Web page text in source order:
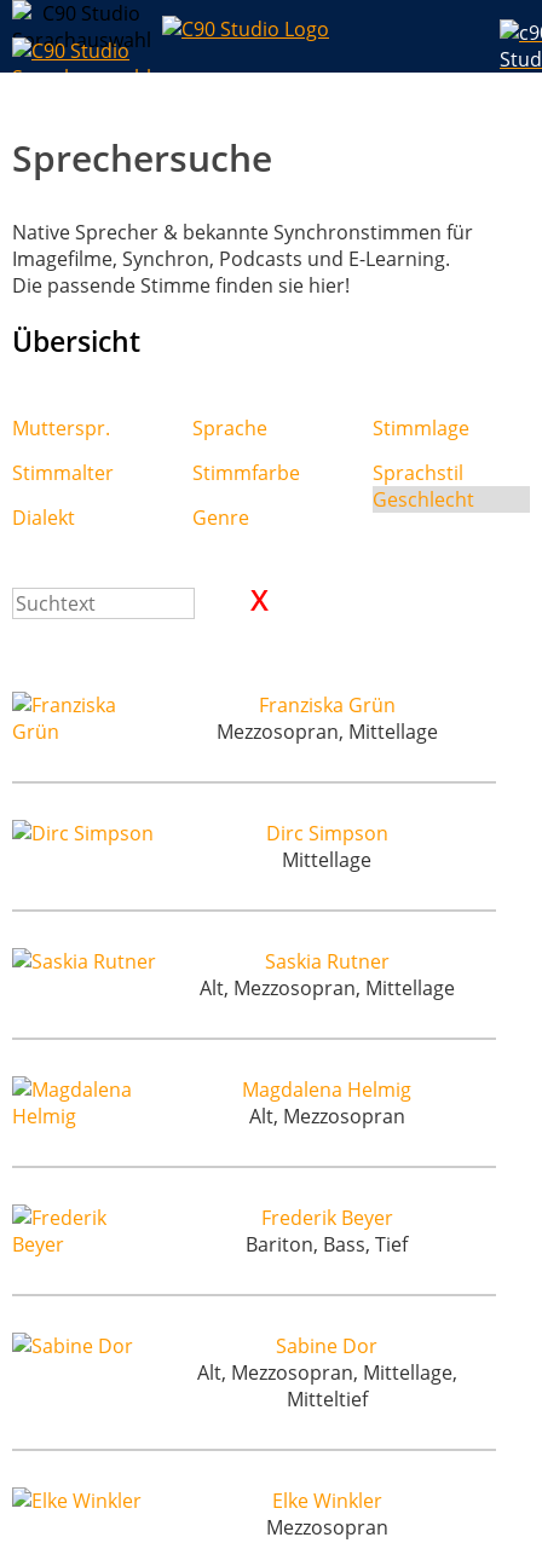
Sprechersuche
Native Sprecher & bekannte Synchronstimmen für
Imagefilme, Synchron, Podcasts und E-Learning.
Die passende Stimme finden sie hier!
Übersicht
Franziska Grün
Mezzosopran, Mittellage
Dirc Simpson
Mittellage
Saskia Rutner
Alt, Mezzosopran, Mittellage
Magdalena Helmig
Alt, Mezzosopran
Frederik Beyer
Bariton, Bass, Tief
Sabine Dor
Alt, Mezzosopran, Mittellage,
Mitteltief
Elke Winkler
Mezzosopran